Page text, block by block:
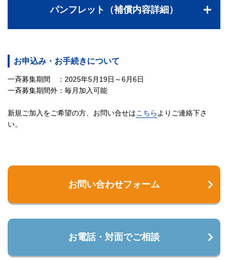
パンフレット（補償内容詳細）
お申込み・お手続きについて
一斉募集期間 ：2025年5月19日～6月6日
一斉募集期間外：毎月加入可能
新規ご加入をご希望の方、お問い合せはこちら よりご連絡下さ
い。
お問い合わせフォーム
お電話・対面でご相談